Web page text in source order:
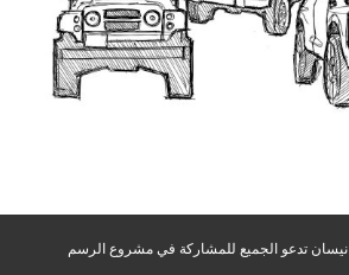
نيسان تدعو الجميع للمشاركة في مشروع الرسم